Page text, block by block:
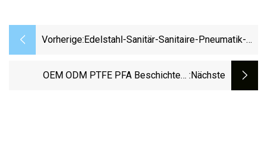
Vorherige: Edelstahl-Sanitär-Sanitaire-Pneumatik-
(JN
OEM ODM PTFE PFA Beschichtete :nächste